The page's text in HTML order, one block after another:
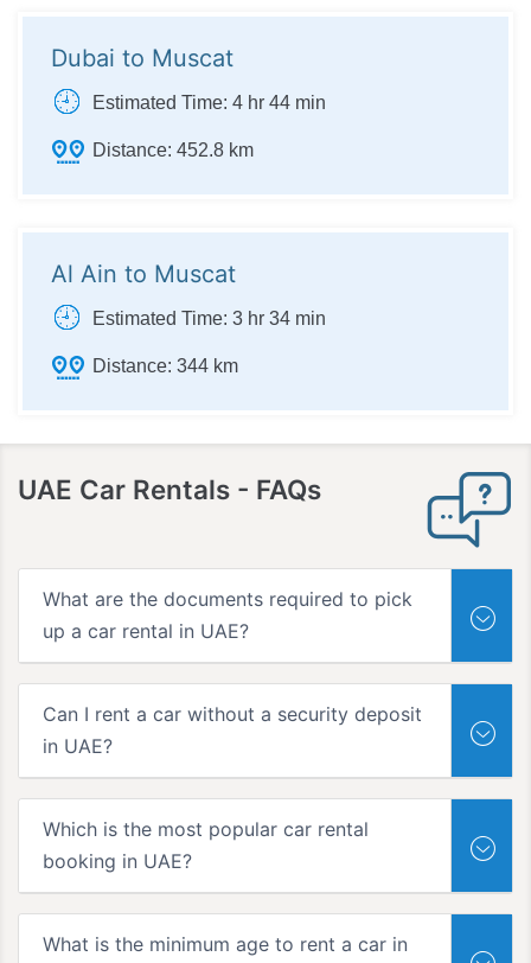
Dubai to Muscat
Estimated Time: 4 hr 44 min
Distance: 452.8 km
Al Ain to Muscat
Estimated Time: 3 hr 34 min
Distance: 344 km
UAE Car Rentals - FAQs
What are the documents required to pick
up a car rental in UAE?
Can I rent a car without a security deposit
in UAE?
Which is the most popular car rental
booking in UAE?
What is the minimum age to rent a car in